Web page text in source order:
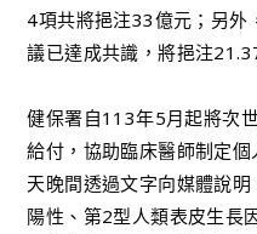
4項共將挹注33億元；另外
議已達成共識，將挹注
健保署自113年5月起將次
給付，協助臨床醫師制定
天晚間透過文字向媒體說明
陽性、第2型人類表皮生長